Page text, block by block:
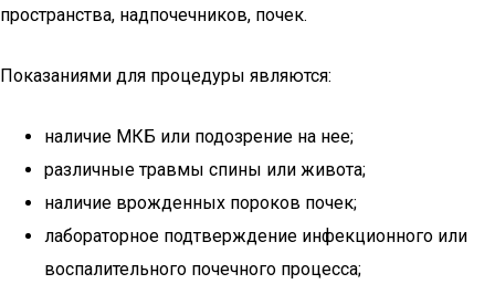
пространства, надпочечников, почек.
Показаниями для процедуры являются:
наличие МКБ или подозрение на нее;
различные травмы спины или живота;
наличие врожденных пороков почек;
лабораторное подтверждение инфекционного или
воспалительного почечного процесса;